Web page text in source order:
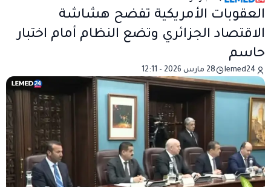
العقوبات الأمريكية تفضح هشاشة
الاقتصاد الجزائري وتضع النظام أمام اختبار
حاسم
lemed24 28 مارس 2026 - 12:11